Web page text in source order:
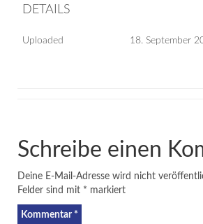
DETAILS
Uploaded 18. September
Schreibe einen
Deine E-Mail-Adresse wird nicht
Felder sind mit * markiert
Kommentar *